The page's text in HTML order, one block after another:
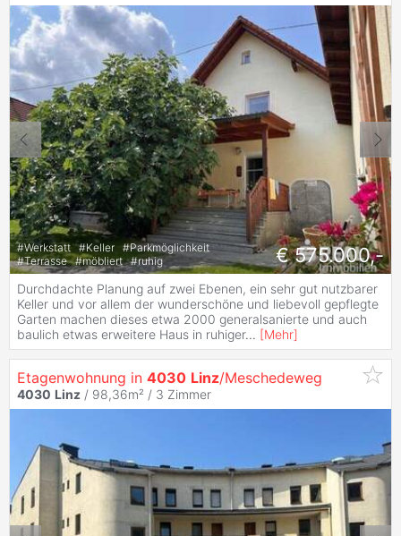
#Werkstatt #Keller #Parkmöglichkeit
#Terrasse #möbliert #ruhig € 575.000,-
Durchdachte Planung auf zwei Ebenen, ein sehr gut nutzbarer
Keller und vor allem der wunderschöne und liebevoll gepflegte
Garten machen dieses etwa 2000 generalsanierte und auch
baulich etwas erweitere Haus in ruhiger... [Mehr]
Etagenwohnung in 4030 Linz/Meschedeweg
4030 Linz / 98,36m² / 3 Zimmer